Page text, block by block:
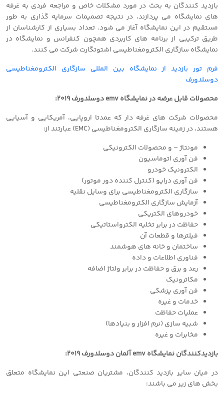
بازدید کنندگان به بحث در مورد مشکلات خاص و مراجعه فردی به غرفه
های نمایشگاه می پردازند، در نتیجه تصمیمات سرمایه گذاری به طور
مستقیم در این نمایشگاه آغاز می شود. تعداد بسیاری از کارشناسان از
طریق ترکیبی از برنامه های کاربردی همچون کنفرانس و نمایشگاه در
نمایشگاه سازگاری الکترومغناطیسی اشتوتگارت شرکت می کنند.
فرم تور بازدید از نمایشگاه بین المللی سازگاری الکترومغناطیسی
دوسلدورف
محصولات قابل عرضه در نمایشگاه emv دوسلدورف ٢٠١٩:
محصولات شرکت های غرفه دار که عمدتا اروپایی، آمریکایی و آسیایی
هستند، در زمینه سازگاری الکترومغناطیسی (EMC) عبارتند از:
مونتاژ – و محصولات الکترونیکی
فن آوری اتوماسیون
الکترونیک خودرو
فن آوری درایو (کنترل کننده دور موتور)
سازگاری الکترومغناطیسی برای وسایل نقلیه
آزمایش سازگاری الکترومغناطیسی
خودروهای الکتریکی
حفاظت در برابر تخلیه الکترواستاتیکی
فیلترها و قطعات آن
ساختمان و خانه های هوشمند
فناوری اطلاعات و داده
رعد و برق و حفاظت در برابر ولتاژ اضافه
مکاترونیک
فن آوری پزشکی
خدمات و غیره
عملیات حفاظت
شبیه سازی (نرم افزار و بنیادها)
مخابرات و غیره
بازدیدکنندگان نمایشگاه emv آلمان دوسلدورف ٢٠١٩:
در میان سایر بازدید کنندگان، مشتریان صنعتی این نمایشگاه متعلق
بخش های زیر می باشند: